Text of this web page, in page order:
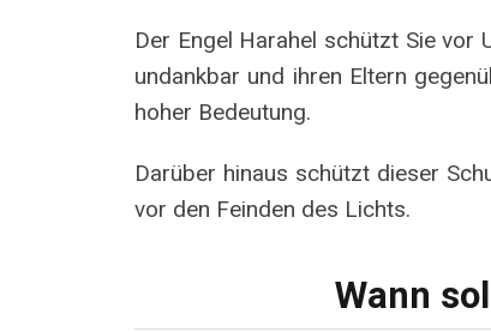
Der Engel Harahel schützt Sie vor
undankbar und ihren Eltern
hoher Bedeutung.
Darüber hinaus schützt dieser
vor den Feinden des Lichts.
Wann